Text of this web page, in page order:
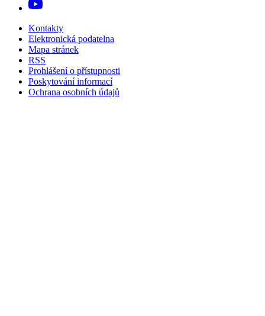
Kontakty
Elektronická podatelna
Mapa stránek
RSS
Prohlášení o přístupnosti
Poskytování informací
Ochrana osobních údajů